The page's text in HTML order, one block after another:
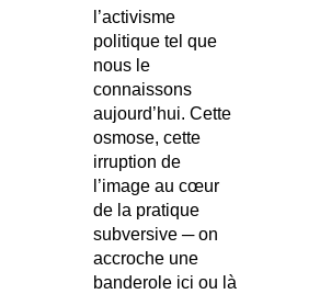
l’activisme
politique tel que
nous le
connaissons
aujourd’hui. Cette
osmose, cette
irruption de
l’image au cœur
de la pratique
subversive ─ on
accroche une
banderole ici ou là